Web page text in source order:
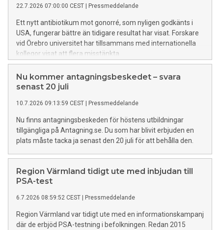
22.7.2026 07:00:00 CEST | Pressmeddelande
Ett nytt antibiotikum mot gonorré, som nyligen godkänts i
USA, fungerar bättre än tidigare resultat har visat. Forskare
vid Örebro universitet har tillsammans med internationella
kollegor visat att flera misstänkta
behandlingsmisslyckanden beror på upprepade infektioner
– inte på att läkemedlet inte fungerar.
Nu kommer antagningsbeskedet – svara
senast 20 juli
10.7.2026 09:13:59 CEST | Pressmeddelande
Nu finns antagningsbeskeden för höstens utbildningar
tillgängliga på Antagning.se. Du som har blivit erbjuden en
plats måste tacka ja senast den 20 juli för att behålla den.
Region Värmland tidigt ute med inbjudan till
PSA-test
6.7.2026 08:59:52 CEST | Pressmeddelande
Region Värmland var tidigt ute med en informationskampanj
där de erbjöd PSA-testning i befolkningen. Redan 2015